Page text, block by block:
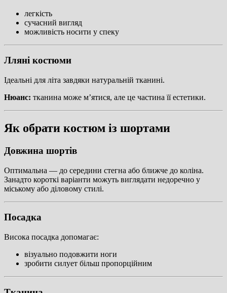
легкість
сучасний вигляд
можливість носити у спеку
Лляні костюми
Ідеальні для літа завдяки натуральній тканині.
Нюанс: тканина може м’ятися, але це частина її естетики.
Як обрати костюм із шортами
Довжина шортів
Оптимальна — до середини стегна або ближче до коліна.
Занадто короткі варіанти можуть виглядати недоречно у
міському або діловому стилі.
Посадка
Висока посадка допомагає:
візуально подовжити ноги
зробити силует більш пропорційним